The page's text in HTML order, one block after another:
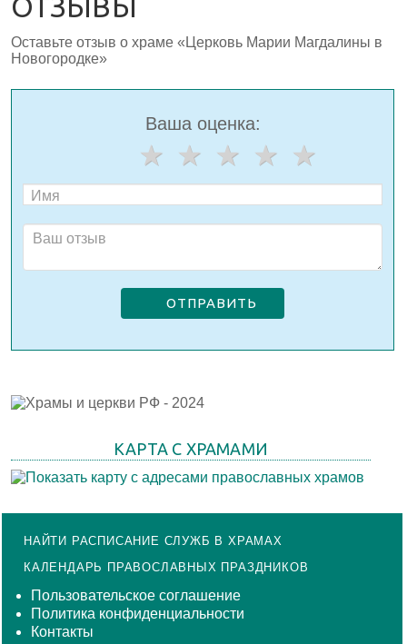
ОТЗЫВЫ
Оставьте отзыв о храме «Церковь Марии Магдалины в
Новогородке»
Ваша оценка:
ОТПРАВИТЬ
КАРТА С ХРАМАМИ
НАЙТИ РАСПИСАНИЕ СЛУЖБ В ХРАМАХ
КАЛЕНДАРЬ ПРАВОСЛАВНЫХ ПРАЗДНИКОВ
Пользовательское соглашение
Политика конфиденциальности
Контакты